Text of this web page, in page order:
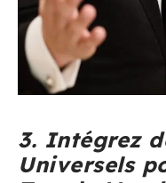
3. Intégrez
Universels